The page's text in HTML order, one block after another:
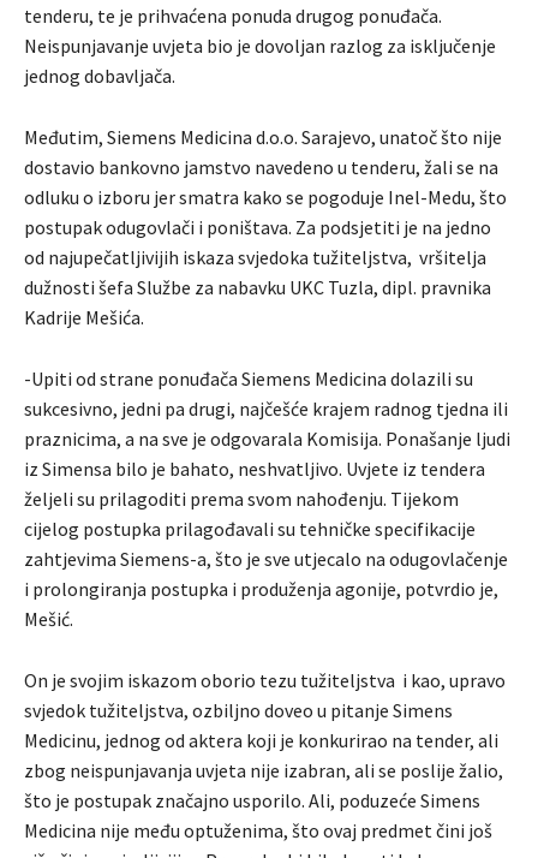
tenderu, te je prihvaćena ponuda drugog ponuđača.
Neispunjavanje uvjeta bio je dovoljan razlog za isključenje
jednog dobavljača.
Međutim, Siemens Medicina d.o.o. Sarajevo, unatoč što nije
dostavio bankovno jamstvo navedeno u tenderu, žali se na
odluku o izboru jer smatra kako se pogoduje Inel-Medu, što
postupak odugovlači i poništava. Za podsjetiti je na jedno
od najupečatljivijih iskaza svjedoka tužiteljstva, vršitelja
dužnosti šefa Službe za nabavku UKC Tuzla, dipl. pravnika
Kadrije Mešića.
-Upiti od strane ponuđača Siemens Medicina dolazili su
sukcesivno, jedni pa drugi, najčešće krajem radnog tjedna ili
praznicima, a na sve je odgovarala Komisija. Ponašanje ljudi
iz Simensa bilo je bahato, neshvatljivo. Uvjete iz tendera
željeli su prilagoditi prema svom nahođenju. Tijekom
cijelog postupka prilagođavali su tehničke specifikacije
zahtjevima Siemens-a, što je sve utjecalo na odugovlačenje
i prolongiranja postupka i produženja agonije, potvrdio je,
Mešić.
On je svojim iskazom oborio tezu tužiteljstva i kao, upravo
svjedok tužiteljstva, ozbiljno doveo u pitanje Simens
Medicinu, jednog od aktera koji je konkurirao na tender, ali
zbog neispunjavanja uvjeta nije izabran, ali se poslije žalio,
što je postupak značajno usporilo. Ali, poduzeće Simens
Medicina nije među optuženima, što ovaj predmet čini još